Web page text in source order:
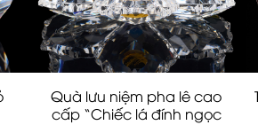
Quà lưu niệm pha lê cao
cấp “Chiếc lá đính ngọc